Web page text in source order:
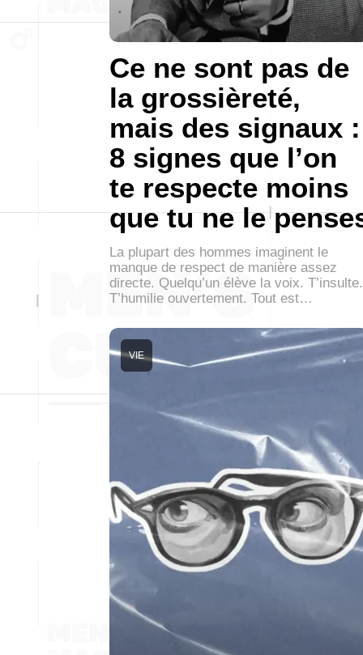
Ce ne sont pas de
la grossièreté,
mais des signaux :
8 signes que l’on
te respecte moins
que tu ne le
La plupart des hommes imaginent le
manque de respect de manière assez
directe. Quelqu’un élève la voix. T’insulte.
T’humilie ouvertement. Tout est…
VIE